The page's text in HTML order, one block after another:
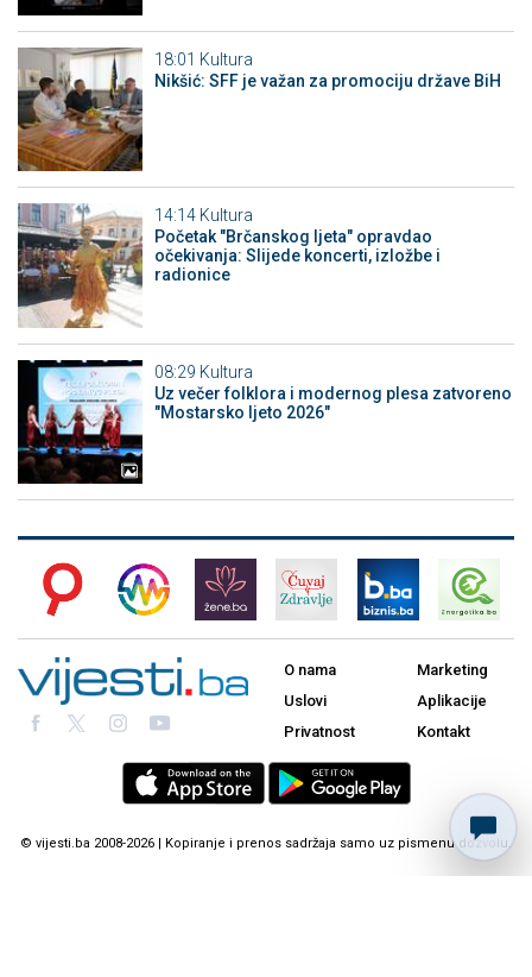
18:01 Kultura
Nikšić: SFF je važan za promociju države BiH
14:14 Kultura
Početak "Brčanskog ljeta" opravdao
očekivanja: Slijede koncerti, izložbe i
radionice
08:29 Kultura
Uz večer folklora i modernog plesa zatvoreno
"Mostarsko ljeto 2026"
O nama
Uslovi
Privatnost
Marketing
Aplikacije
Kontakt
© vijesti.ba 2008-2026 | Kopiranje i prenos sadržaja samo uz pismenu dozvolu.